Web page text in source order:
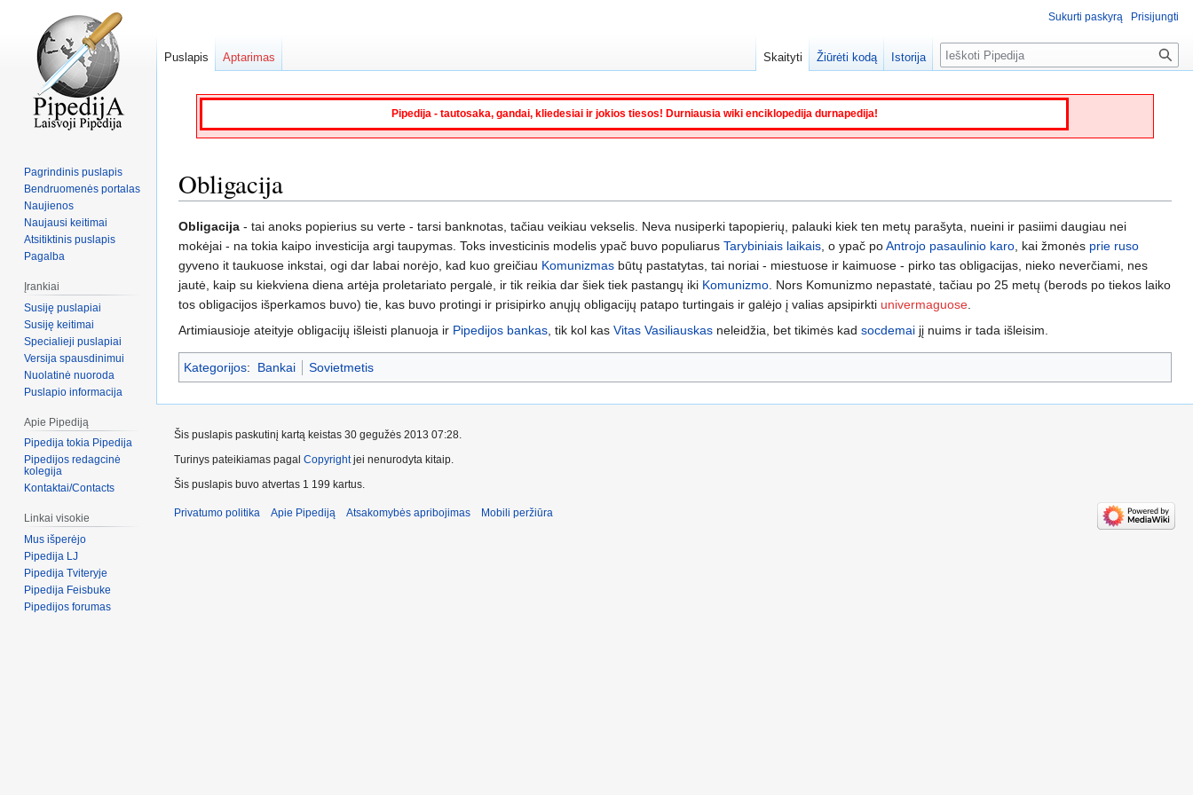
Pipedija - tautosaka, gandai, kliedesiai ir jokios tiesos! Durniausia wiki enciklopedija durnapedija!
Obligacija
Jump
to
navigation
Jump
to
search
Obligacija - tai anoks popierius su verte - tarsi banknotas, tačiau veikiau vekselis. Neva nusiperki tapopierių, palauki kiek ten metų parašyta, nueini ir pasiimi daugiau nei
mokėjai - na tokia kaipo investicija argi taupymas. Toks investicinis modelis ypač buvo populiarus Tarybiniais laikais , o ypač poAntrojo pasaulinio karo , kai žmonės prie ruso
gyveno it taukuose inkstai, ogi dar labai norėjo, kad kuo greičiau Komunizmas būtų pastatytas, tai noriai - miestuose ir kaimuose - pirko tas obligacijas, nieko neverčiami, nes
jautė, kaip su kiekviena diena artėja proletariato pergalė, ir tik reikia dar šiek tiek pastangų iki Komunizmo . Nors Komunizmo nepastatė, tačiau po 25 metų (berods po tiekos laiko
tos obligacijos išperkamos buvo) tie, kas buvo protingi ir prisipirko anųjų obligacijų patapo turtingais ir galėjo į valias apsipirkti univermaguose
Artimiausioje ateityje obligacijų išleisti planuoja ir Pipedijos bankas , tik kol kas Vitas Vasiliauskas neleidžia, bet tikimės kad socdemai jį nuims ir tada išleisim.
Kategorijos: Bankai Sovietmetis
Sukurti paskyrą Prisijungti
Puslapis Aptarimas Skaityti Žiūrėti kodą Istorija Paieška
Pagrindinis puslapis
Bendruomenės portalas
Naujienos
Naujausi keitimai
Atsitiktinis puslapis
Pagalba
Įrankiai
Susiję puslapiai
Susiję keitimai
Specialieji puslapiai
Versija spausdinimui
Nuolatinė nuoroda
Puslapio informacija
Apie Pipediją
Pipedija tokia Pipedija
Pipedijos redagcinė
kolegija
Kontaktai/Contacts
Linkai visokie
Mus išperėjo
Pipedija LJ
Pipedija Tviteryje
Pipedija Feisbuke
Pipedijos forumas
Šis puslapis paskutinį kartą keistas 30 gegužės 2013 07:28.
Turinys pateikiamas pagal Copyrightjei nenurodyta kitaip.
Šis puslapis buvo atvertas 1 199 kartus.
Privatumo politika Apie Pipediją Atsakomybės apribojimas Mobili peržiūra